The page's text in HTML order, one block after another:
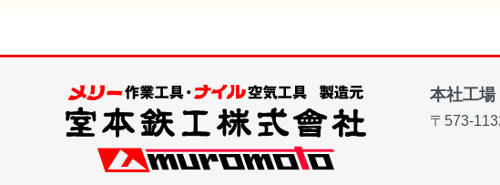
本社工場
〒573-